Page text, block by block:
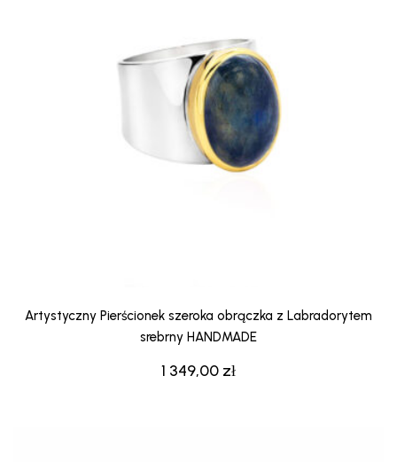
1 349,00 zł
Artystyczny Pierścionek szeroka obrączka z Labradorytem
srebrny HANDMADE